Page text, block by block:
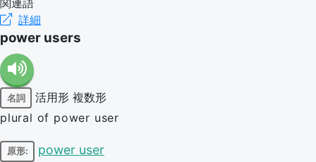
関連語
詳細
power users
名詞 活用形 複数形
plural of power user
原形: power user